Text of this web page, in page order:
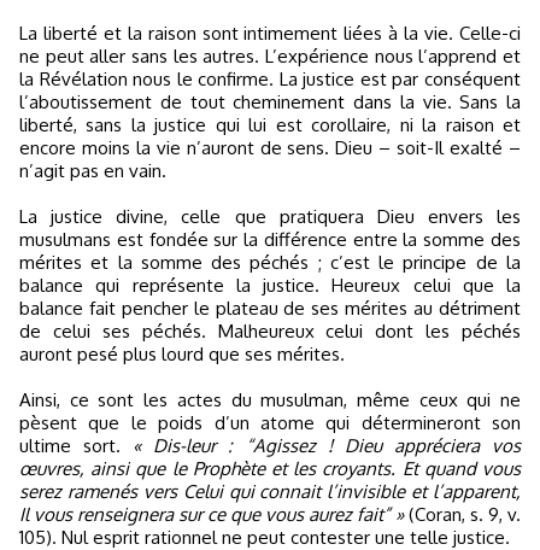
La liberté et la raison sont intimement liées à la vie. Celle-ci
ne peut aller sans les autres. L’expérience nous l’apprend et
la Révélation nous le confirme. La justice est par conséquent
l’aboutissement de tout cheminement dans la vie. Sans la
liberté, sans la justice qui lui est corollaire, ni la raison et
encore moins la vie n’auront de sens. Dieu – soit-Il exalté –
n’agit pas en vain.
La justice divine, celle que pratiquera Dieu envers les
musulmans est fondée sur la différence entre la somme des
mérites et la somme des péchés ; c’est le principe de la
balance qui représente la justice. Heureux celui que la
balance fait pencher le plateau de ses mérites au détriment
de celui ses péchés. Malheureux celui dont les péchés
auront pesé plus lourd que ses mérites.
Ainsi, ce sont les actes du musulman, même ceux qui ne
pèsent que le poids d’un atome qui détermineront son
ultime sort. « Dis-leur : “Agissez ! Dieu appréciera vos
œuvres, ainsi que le Prophète et les croyants. Et quand vous
serez ramenés vers Celui qui connait l’invisible et l’apparent,
Il vous renseignera sur ce que vous aurez fait” »(Coran, s. 9, v.
105). Nul esprit rationnel ne peut contester une telle justice.